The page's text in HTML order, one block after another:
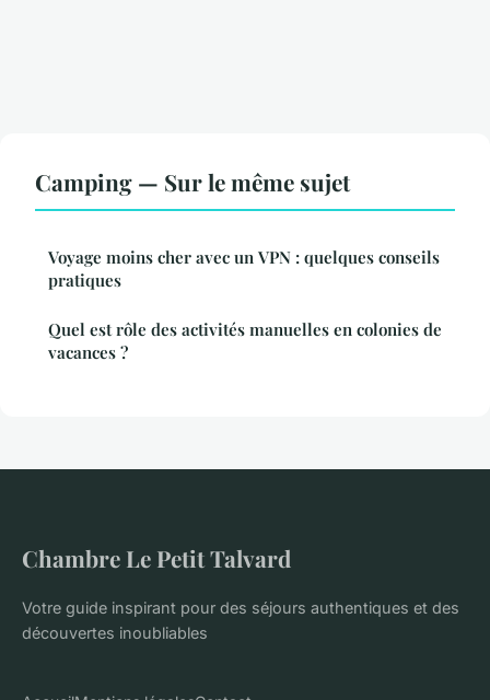
Camping — Sur le même sujet
Voyage moins cher avec un VPN : quelques conseils
pratiques
Quel est rôle des activités manuelles en colonies de
vacances ?
Chambre Le Petit Talvard
Votre guide inspirant pour des séjours authentiques et des
découvertes inoubliables